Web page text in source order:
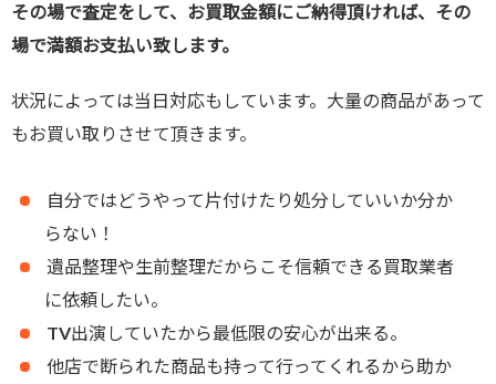
その場で査定をして、お買取金額にご納得頂ければ、その
場で満額お支払い致します。
状況によっては当日対応もしています。大量の商品があって
もお買い取りさせて頂きます。
自分ではどうやって片付けたり処分していいか分か
らない！
遺品整理や生前整理だからこそ信頼できる買取業者
に依頼したい。
TV出演していたから最低限の安心が出来る。
他店で断られた商品も持って行ってくれるから助か